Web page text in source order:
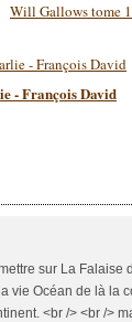
- François David
sur La Falaise
vie Océan de là la
<br /> <br />